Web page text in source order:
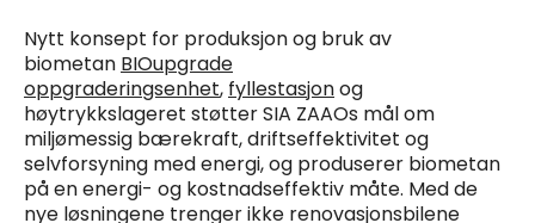
Nytt konsept for produksjon og bruk av
biometan BIOupgrade
oppgraderingsenhet, fyllestasjonog
høytrykkslageret støtter SIA ZAAOs mål om
miljømessig bærekraft, driftseffektivitet og
selvforsyning med energi, og produserer biometan
på en energi- og kostnadseffektiv måte. Med de
nye løsningene trenger ikke renovasjonsbilene